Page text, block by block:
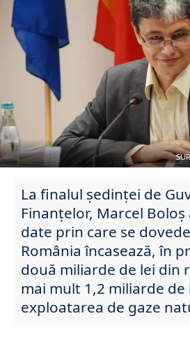
La finalul şedinţei de
Finanţelor, Marcel
date prin care se
România încasează, în
două miliarde de lei din
mai mult 1,2 miliarde de
exploatarea de gaze